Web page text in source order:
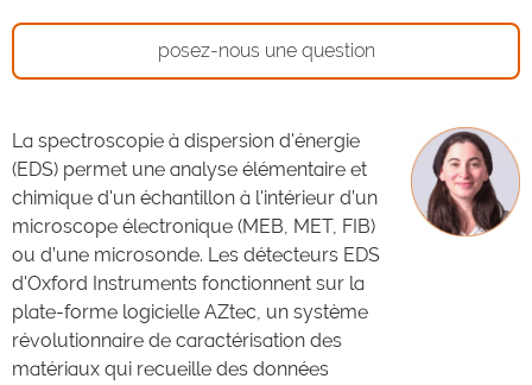
posez-nous une question
La spectroscopie à dispersion d'énergie
(EDS) permet une analyse élémentaire et
chimique d'un échantillon à l'intérieur d’un
microscope électronique (MEB, MET, FIB)
ou d’une microsonde. Les détecteurs EDS
d'Oxford Instruments fonctionnent sur la
plate-forme logicielle AZtec, un système
révolutionnaire de caractérisation des
matériaux qui recueille des données